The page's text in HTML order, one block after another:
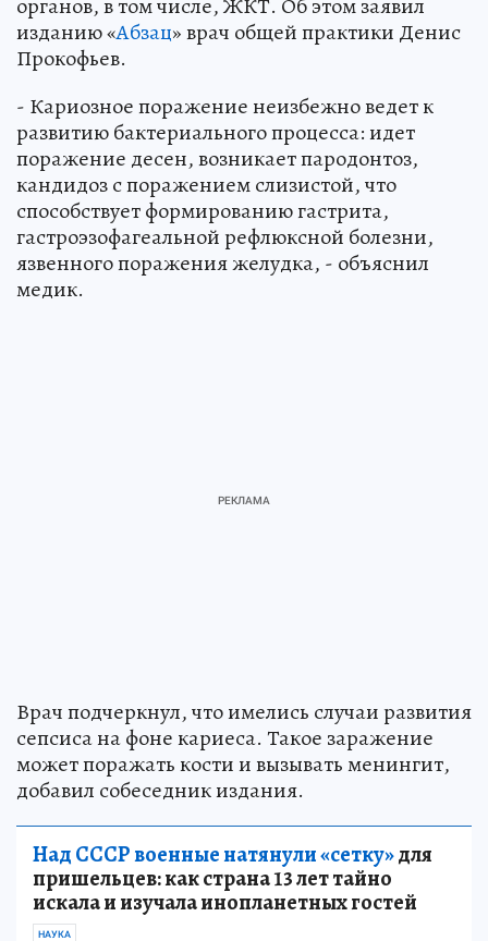
изданию «Абзац» врач общей практики Денис
Прокофьев.
- Кариозное поражение неизбежно ведет к
развитию бактериального процесса: идет
поражение десен, возникает пародонтоз,
кандидоз с поражением слизистой, что
способствует формированию гастрита,
гастроэзофагеальной рефлюксной болезни,
язвенного поражения желудка, - объяснил
медик.
Врач подчеркнул, что имелись случаи развития
сепсиса на фоне кариеса. Такое заражение
может поражать кости и вызывать менингит,
добавил собеседник издания.
Над СССР военные натянули «сетку»для
пришельцев: как страна 13 лет тайно
искала и изучала инопланетных гостей
НАУКА